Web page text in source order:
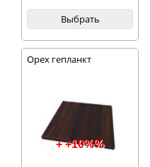
Выбрать
Орех гепланкт
+ +10%%